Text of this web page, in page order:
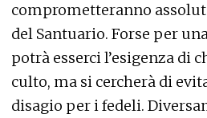
comprometteranno
del Santuario. Forse per
potrà esserci l’esigenza di
culto, ma si cercherà di
disagio per i fedeli.